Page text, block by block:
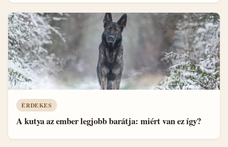
ÉRDEKES
A kutya az ember legjobb barátja: miért van ez így?